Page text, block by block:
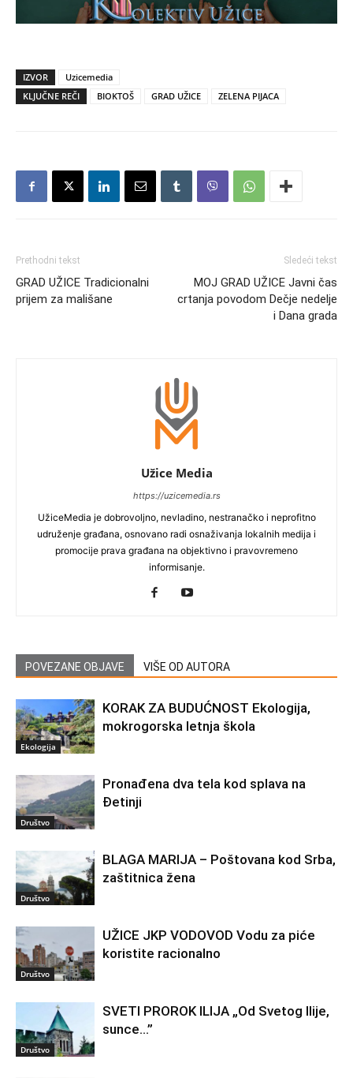
IZVOR
Uzicemedia
KLJUČNE REČI
BIOKTOŠ GRAD UŽICE ZELENA PIJACA
Prethodni tekst
GRAD UŽICE Tradicionalni
prijem za mališane
Sledeći tekst
MOJ GRAD UŽICE Javni čas
crtanja povodom Dečje nedelje
i Dana grada
Užice Media
https://uzicemedia.rs
UžiceMedia je dobrovoljno, nevladino, nestranačko i neprofitno
udruženje građana, osnovano radi osnaživanja lokalnih medija i
promocije prava građana na objektivno i pravovremeno
informisanje.
POVEZANE OBJAVE VIŠE OD AUTORA
Ekologija
KORAK ZA BUDUĆNOST Ekologija,
mokrogorska letnja škola
Društvo
Pronađena dva tela kod splava na
Đetinji
Društvo
BLAGA MARIJA – Poštovana kod Srba,
zaštitnica žena
Društvo
UŽICE JKP VODOVOD Vodu za piće
koristite racionalno
Društvo
SVETI PROROK ILIJA „Od Svetog Ilije,
sunce…”